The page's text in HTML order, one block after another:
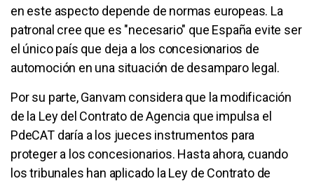
en este aspecto depende de normas europeas. La
patronal cree que es "necesario" que España evite ser
el único país que deja a los concesionarios de
automoción en una situación de desamparo legal.
Por su parte, Ganvam considera que la modificación
de la Ley del Contrato de Agencia que impulsa el
PdeCAT daría a los jueces instrumentos para
proteger a los concesionarios. Hasta ahora, cuando
los tribunales han aplicado la Ley de Contrato de